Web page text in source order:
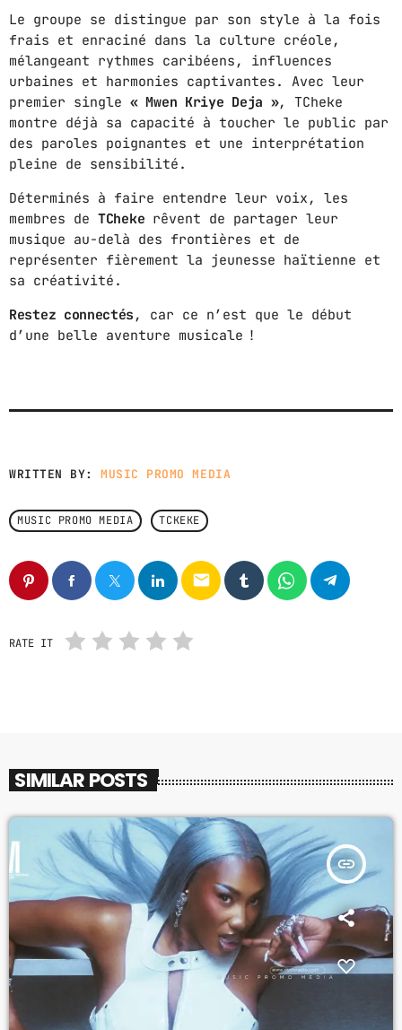
Le groupe se distingue par son style à la fois
frais et enraciné dans la culture créole,
mélangeant rythmes caribéens, influences
urbaines et harmonies captivantes. Avec leur
premier single « Mwen Kriye Deja », TCheke
montre déjà sa capacité à toucher le public par
des paroles poignantes et une interprétation
pleine de sensibilité.
Déterminés à faire entendre leur voix, les
membres de TCheke rêvent de partager leur
musique au-delà des frontières et de
représenter fièrement la jeunesse haïtienne et
sa créativité.
Restez connectés , car ce n’est que le début
d’une belle aventure musicale !
WRITTEN BY:MUSIC PROMO MEDIA
MUSIC PROMO MEDIA TCKEKE
email
RATE IT
SIMILAR POSTS
insert_link